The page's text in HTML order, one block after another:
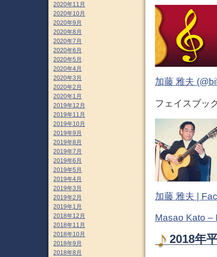
加藤 雅夫
フェイスブッ
加藤 雅夫 |
Masao Kato –
2018年
2020年11月
2020年10月
2020年9月
2020年8月
2020年7月
2020年6月
2020年5月
2020年4月
2020年3月
2020年2月
2020年1月
2019年12月
2019年11月
2019年10月
2019年9月
2019年8月
2019年7月
2019年6月
2019年5月
2019年4月
2019年3月
2019年2月
2019年1月
2018年12月
2018年11月
2018年10月
2018年9月
2018年8月